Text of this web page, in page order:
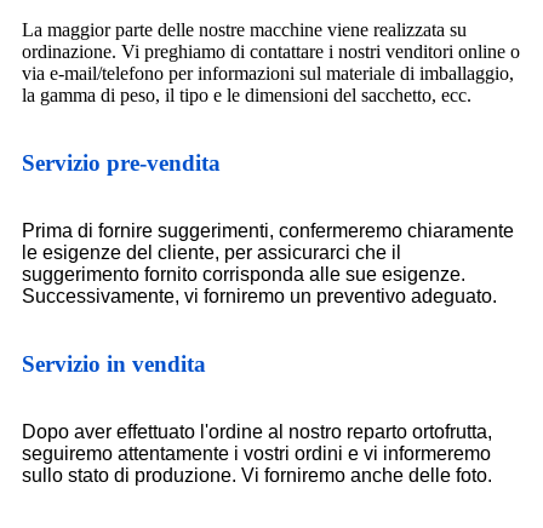
La maggior parte delle nostre macchine viene realizzata su
ordinazione. Vi preghiamo di contattare i nostri venditori online o
via e-mail/telefono per informazioni sul materiale di imballaggio,
la gamma di peso, il tipo e le dimensioni del sacchetto, ecc.
Servizio pre-vendita
Prima di fornire suggerimenti, confermeremo chiaramente
le esigenze del cliente, per assicurarci che il
suggerimento fornito corrisponda alle sue esigenze.
Successivamente, vi forniremo un preventivo adeguato.
Servizio in vendita
Dopo aver effettuato l'ordine al nostro reparto ortofrutta,
seguiremo attentamente i vostri ordini e vi informeremo
sullo stato di produzione. Vi forniremo anche delle foto.